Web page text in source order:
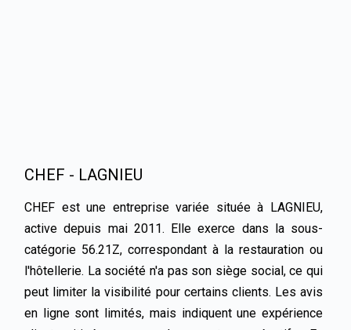
CHEF - LAGNIEU
CHEF est une entreprise variée située à LAGNIEU,
active depuis mai 2011. Elle exerce dans la sous-
catégorie 56.21Z, correspondant à la restauration ou
l'hôtellerie. La société n'a pas son siège social, ce qui
peut limiter la visibilité pour certains clients. Les avis
en ligne sont limités, mais indiquent une expérience